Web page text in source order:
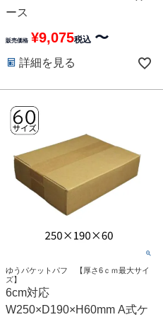
ース
販売価格 ¥9,075税込 〜
詳細を見る
ゆうパケットパフ 【厚さ6ｃｍ最大サイ
ズ】
6cm対応
W250×D190×H60mm A式ケ